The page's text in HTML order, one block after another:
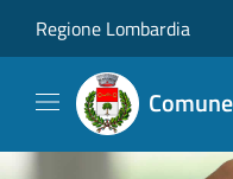
Regione Lombardia